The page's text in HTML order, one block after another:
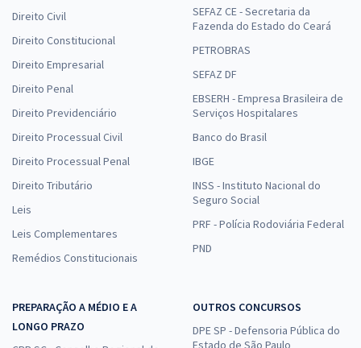
Direito Civil
Direito Constitucional
Direito Empresarial
Direito Penal
Direito Previdenciário
Direito Processual Civil
Direito Processual Penal
Direito Tributário
Leis
Leis Complementares
Remédios Constitucionais
SEFAZ CE - Secretaria da
Fazenda do Estado do Ceará
PETROBRAS
SEFAZ DF
EBSERH - Empresa Brasileira de
Serviços Hospitalares
Banco do Brasil
IBGE
INSS - Instituto Nacional do
Seguro Social
PRF - Polícia Rodoviária Federal
PND
PREPARAÇÃO A MÉDIO E A
LONGO PRAZO
OUTROS CONCURSOS
DPE SP - Defensoria Pública do
Estado de São Paulo